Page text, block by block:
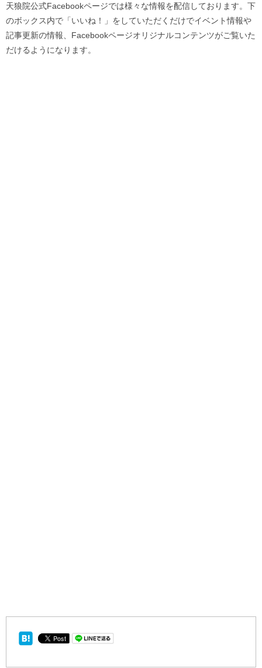
天狼院公式Facebookページでは様々な情報を配信しております。下
のボックス内で「いいね！」をしていただくだけでイベント情報や
記事更新の情報、Facebookページオリジナルコンテンツがご覧いた
だけるようになります。